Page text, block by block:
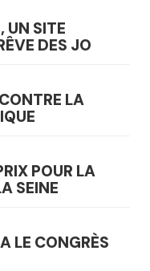
SITE
DES JO
LA
POUR LA
SEINE
LE CONGRÈS